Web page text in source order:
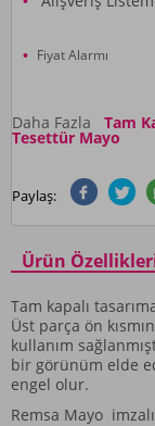
Fiyat Alarmı
Daha Fazla Tam
Tesettür Mayo
Paylaş:
Ürün
Tam kapalı
Üst parça ön
kullanım
bir görünüm elde
engel olur.
Remsa Mayo